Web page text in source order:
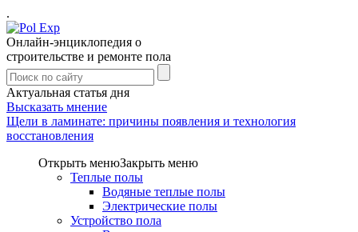
.
Онлайн-энциклопедия о
строительстве и ремонте пола
Актуальная статья дня
Высказать мнение
Щели в ламинате: причины появления и технология
восстановления
Открыть менюЗакрыть меню
Теплые полы
Водяные теплые полы
Электрические полы
Устройство пола